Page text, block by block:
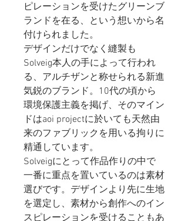
ピレーションを受けたグリーンブ
ランドを在る、という想いから名
付けられました。
デザインだけでなく縫製も
Solveig本人の手によって行われ
る、アルチザンと称せられる新進
気鋭のブランド。10代の頃から
環境保護主義を掲げ、そのマイン
ドはaoi projectに於いても天然由
来のファブリックを用いる拘りに
精通しています。
Solveigにとって作品作りの中で
一番に重点を置いているのは素材
選びです。デザインより先に生地
を選定し、素材から創作へのイン
スピレーションを受けることもあ